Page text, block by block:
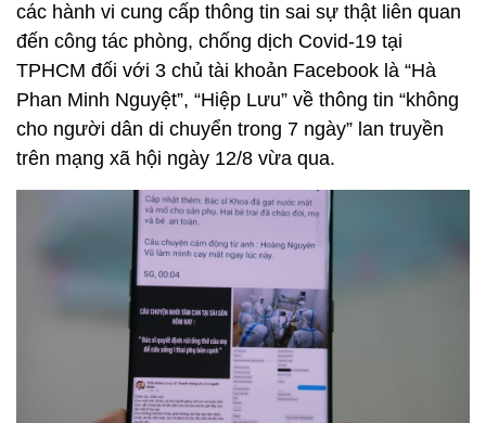
các hành vi cung cấp thông tin sai sự thật liên quan
đến công tác phòng, chống dịch Covid-19 tại
TPHCM đối với 3 chủ tài khoản Facebook là “Hà
Phan Minh Nguyệt”, “Hiệp Lưu” về thông tin “không
cho người dân di chuyển trong 7 ngày” lan truyền
trên mạng xã hội ngày 12/8 vừa qua.